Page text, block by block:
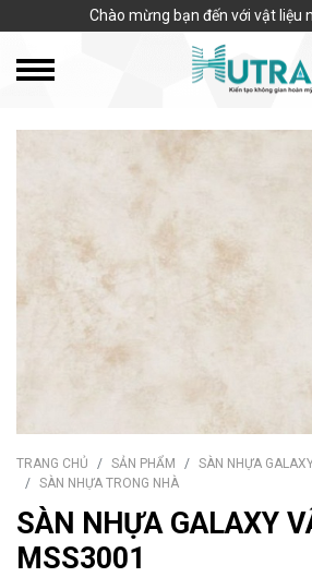
Chào mừng bạn đến với vật liệu
TRANG CHỦ SẢN PHẨM
SÀN NHỰA
SÀN NHỰA TRONG NHÀ
SÀN NHỰA GALAXY
MSS3001